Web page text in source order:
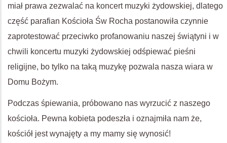
miał prawa zezwalać na koncert muzyki żydowskiej, dlatego
część parafian Kościoła Św Rocha postanowiła czynnie
zaprotestować przeciwko profanowaniu naszej świątyni i w
chwili koncertu muzyki żydowskiej odśpiewać pieśni
religijne, bo tylko na taką muzykę pozwala nasza wiara w
Domu Bożym.
Podczas śpiewania, próbowano nas wyrzucić z naszego
kościoła. Pewna kobieta podeszła i oznajmiła nam że,
kościół jest wynajęty a my mamy się wynosić!